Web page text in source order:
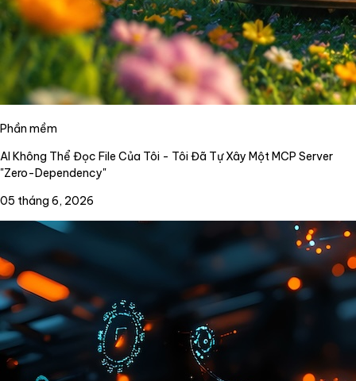
Phần mềm
AI Không Thể Đọc File Của Tôi - Tôi Đã Tự Xây Một MCP Server
"Zero-Dependency"
05 tháng 6, 2026